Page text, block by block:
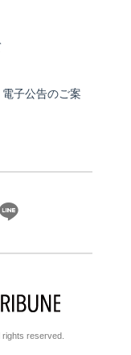
子公告のご案
reserved.